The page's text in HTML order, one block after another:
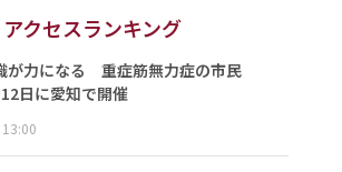
アクセスランキング
が力になる 重症筋無力症の市民
日に愛知で開催